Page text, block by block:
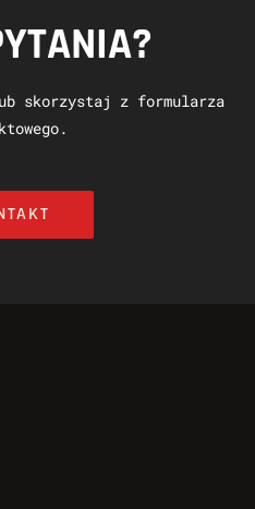
skorzystaj z formularza